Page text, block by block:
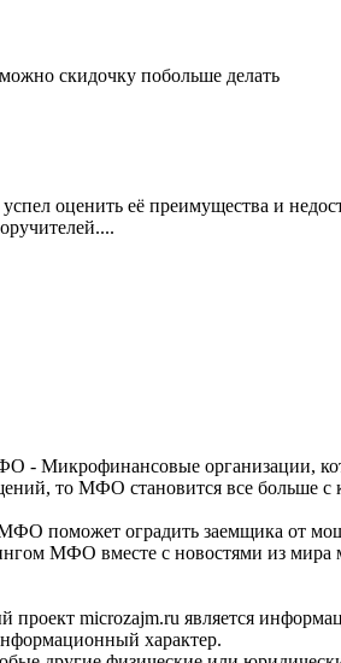
скидочку побольше делать
оценить её преимущества и
- Микрофинансовые организации,
то МФО становится все больше
поможет оградить заемщика от
МФО вместе с новостями из
проект microzajm.ru является
характер.